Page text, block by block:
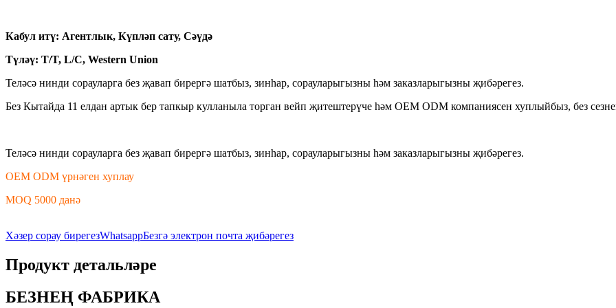
Кабул итү: Агентлык, Күпләп сату, Сәүдә
Түләү: T/T, L/C, Western Union
Теләсә нинди сорауларга без җавап бирергә шатбыз, зинһар, сорауларыгызны һәм заказларыгызны җибәрегез.
Без Кытайда 11 елдан артык бер тапкыр кулланыла торган вейп җитештерүче һәм OEM ODM компаниясен хуплыйбыз, без
Теләсә нинди сорауларга без җавап бирергә шатбыз, зинһар, сорауларыгызны һәм заказларыгызны җибәрегез.
OEM ODM үрнәген хуплау
MOQ 5000 данә
Хәзер сорау бирегезWhatsappБезгә электрон почта җибәрегез
Продукт детальләре
БЕЗНЕҢ ФАБРИКА